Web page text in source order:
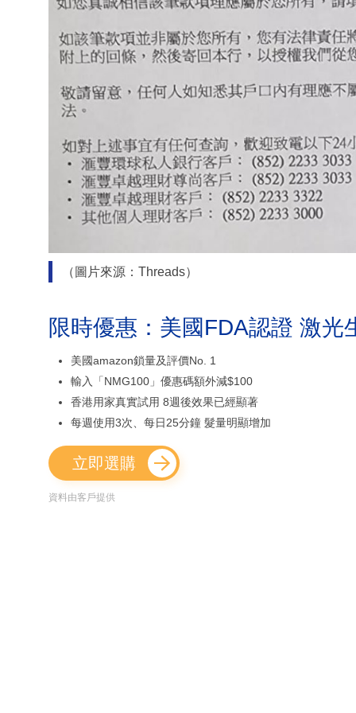
（圖片來源：Threads）
限時優惠：美國FDA認證 激光
美國amazon鎖量及評價No. 1
輸入「NMG100」優惠碼額外減$100
香港用家真實試用 8週後效果已經顯著
每週使用3次、每日25分鐘 髮量明顯增加
立即選購
資料由客戶提供